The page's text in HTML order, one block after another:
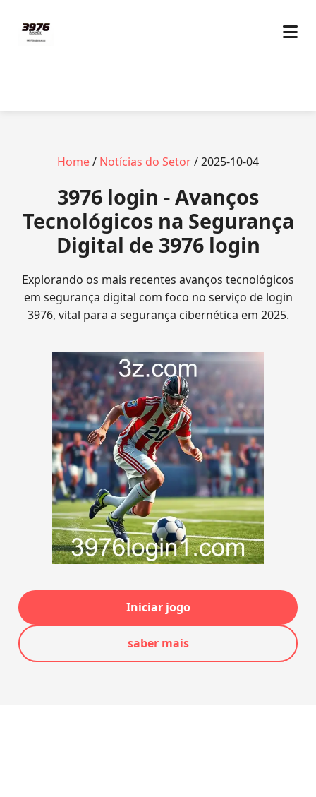
Home/ Notícias do Setor/ 2025-10-04
3976 login - Avanços
Tecnológicos na Segurança
Digital de 3976 login
Explorando os mais recentes avanços tecnológicos
em segurança digital com foco no serviço de login
3976, vital para a segurança cibernética em 2025.
Iniciar jogo
saber mais